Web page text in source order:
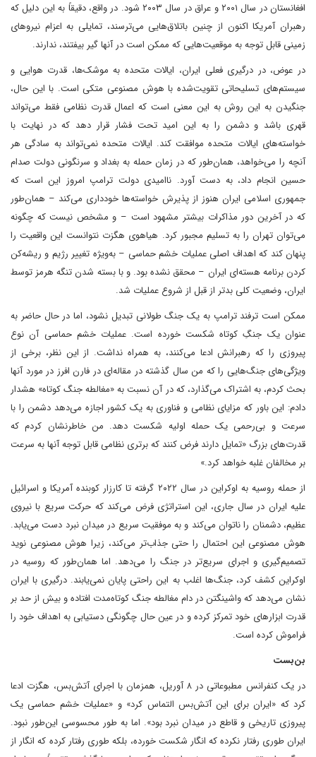
افغانستان در سال ۲۰۰۱ و عراق در سال ۲۰۰۳ شود. در واقع، دقیقاً به این دلیل که
رهبران آمریکا اکنون از چنین باتلاق‌هایی می‌ترسند، تمایلی به اعزام نیروهای
زمینی قابل توجه به موقعیت‌هایی که ممکن است در آنها گیر بیفتند، ندارند.
در عوض، در درگیری فعلی ایران، ایالات متحده به موشک‌ها، قدرت هوایی و
سیستم‌های تسلیحاتی تقویت‌شده با هوش مصنوعی متکی است. با این حال،
جنگیدن به این روش به این معنی است که اعمال قدرت نظامی فقط می‌تواند
قهری باشد و دشمن را به این امید تحت فشار قرار دهد که در نهایت با
خواسته‌های ایالات متحده موافقت کند. ایالات متحده نمی‌تواند به سادگی هر
آنچه را می‌خواهد، همان‌طور که در زمان حمله به بغداد و سرنگونی دولت صدام
حسین انجام داد، به دست آورد. ناامیدی دولت ترامپ امروز این است که
جمهوری اسلامی ایران هنوز از پذیرش خواسته‌ها خودداری می‌کند – همان‌طور
که در آخرین دور مذاکرات بیشتر مشهود است – و مشخص نیست که چگونه
می‌توان تهران را به تسلیم مجبور کرد. هیاهوی هگزت نتوانست این واقعیت را
پنهان کند که اهداف اصلی عملیات خشم حماسی – به‌ویژه تغییر رژیم و ریشه‌کن
کردن برنامه هسته‌ای ایران – محقق نشده بود. و با بسته شدن تنگه هرمز توسط
ایران، وضعیت کلی بدتر از قبل از شروع عملیات شد.
ممکن است ترفند ترامپ به یک جنگ طولانی تبدیل نشود، اما در حال حاضر به
عنوان یک جنگِ کوتاه شکست خورده است. عملیات خشم حماسی آن نوع
پیروزی را که رهبرانش ادعا می‌کنند، به همراه نداشت. از این نظر، برخی از
ویژگی‌های جنگ‌هایی را که من سال گذشته در مقاله‌ای در فارن افرز در مورد آنها
بحث کردم، به اشتراک می‌گذارد، که در آن نسبت به «مغالطه جنگ کوتاه» هشدار
دادم: این باور که مزایای نظامی و فناوری به یک کشور اجازه می‌دهد دشمن را با
سرعت و بی‌رحمی یک حمله اولیه شکست دهد. من خاطرنشان کردم که
قدرت‌های بزرگ «تمایل دارند فرض کنند که برتری نظامی قابل توجه آنها به سرعت
بر مخالفان غلبه خواهد کرد.»
از حمله روسیه به اوکراین در سال ۲۰۲۲ گرفته تا کارزار کوبنده آمریکا و اسرائیل
علیه ایران در سال جاری، این استراتژی فرض می‌کند که حرکت سریع با نیروی
عظیم، دشمنان را ناتوان می‌کند و به موفقیت سریع در میدان نبرد دست می‌یابد.
هوش مصنوعی این احتمال را حتی جذاب‌تر می‌کند، زیرا هوش مصنوعی نوید
تصمیم‌گیری و اجرای سریع‌تر در جنگ را می‌دهد. اما همان‌طور که روسیه در
اوکراین کشف کرد، جنگ‌ها اغلب به این راحتی پایان نمی‌یابند. درگیری با ایران
نشان می‌دهد که واشینگتن در دام مغالطه جنگ کوتاه‌مدت افتاده و بیش از حد بر
قدرت ابزارهای خود تمرکز کرده و در عین حال چگونگی دستیابی به اهداف خود را
فراموش کرده است.
بن‌بست
در یک کنفرانس مطبوعاتی در ۸ آوریل، همزمان با اجرای آتش‌بس، هگزت ادعا
کرد که «ایران برای این آتش‌بس التماس کرد» و «عملیات خشم حماسی یک
پیروزی تاریخی و قاطع در میدان نبرد بود». اما به طور محسوسی این‌طور نبود.
ایران طوری رفتار نکرده که انگار شکست خورده، بلکه طوری رفتار کرده که انگار از